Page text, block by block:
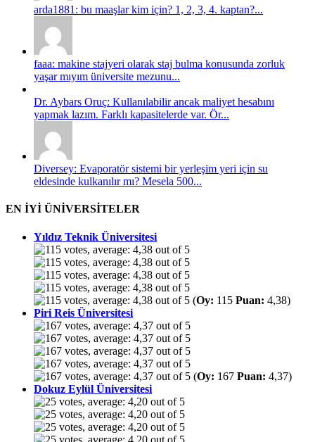
arda1881: bu maaşlar kim için? 1, 2, 3, 4. kaptan?...
faaa: makine stajyeri olarak staj bulma konusunda zorluk
yaşar mıyım üniversite mezunu...
Dr. Aybars Oruç: Kullanılabilir ancak maliyet hesabını
yapmak lazım. Farklı kapasitelerde var. Ör...
Diversey: Evaporatör sistemi bir yerleşim yeri için su
eldesinde kulkanılır mı? Mesela 500...
EN İYİ ÜNİVERSİTELER
Yıldız Teknik Üniversitesi
(Oy: 115 Puan: 4,38)
Piri Reis Üniversitesi
(Oy: 167 Puan: 4,37)
Dokuz Eylül Üniversitesi